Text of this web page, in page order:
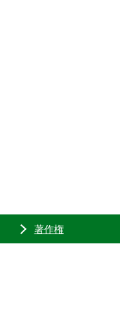
著作権